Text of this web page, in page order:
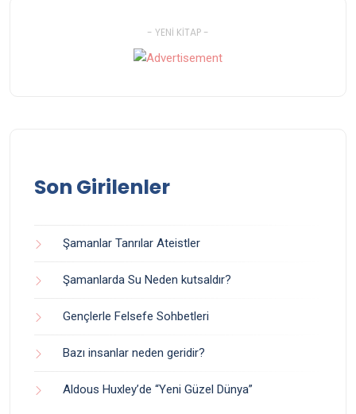
- YENI KITAP -
Son Girilenler
Şamanlar Tanrılar Ateistler
Şamanlarda Su Neden kutsaldır?
Gençlerle Felsefe Sohbetleri
Bazı insanlar neden geridir?
Aldous Huxley’de “Yeni Güzel Dünya”